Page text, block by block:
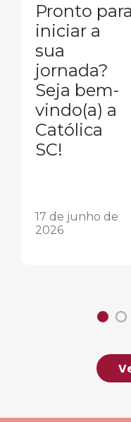
Pronto para
iniciar a
sua
jornada?
Seja bem-
vindo(a) a
Católica
SC!
17 de junho de
2026